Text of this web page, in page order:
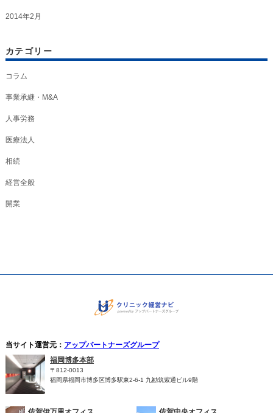
2014年2月
カテゴリー
コラム
事業承継・M&A
人事労務
医療法人
相続
経営全般
開業
当サイト運営元： アップパートナーズグループ
福岡博多本部
〒812-0013
福岡県福岡市博多区博多駅東2-6-1 九勧筑紫通ビル9階